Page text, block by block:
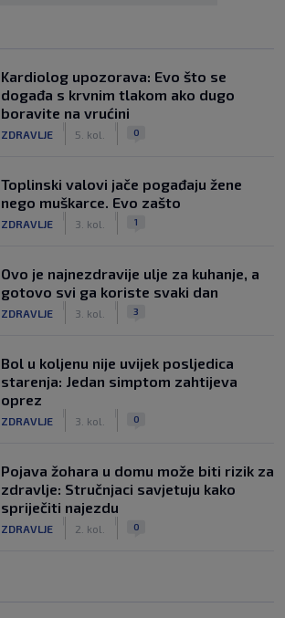
Kardiolog upozorava: Evo što se
događa s krvnim tlakom ako dugo
boravite na vrućini
ZDRAVLJE 5. kol. 0
Toplinski valovi jače pogađaju žene
nego muškarce. Evo zašto
ZDRAVLJE 3. kol. 1
Ovo je najnezdravije ulje za kuhanje, a
gotovo svi ga koriste svaki dan
ZDRAVLJE 3. kol. 3
Bol u koljenu nije uvijek posljedica
starenja: Jedan simptom zahtijeva
oprez
ZDRAVLJE 3. kol. 0
Pojava žohara u domu može biti rizik za
zdravlje: Stručnjaci savjetuju kako
spriječiti najezdu
ZDRAVLJE 2. kol. 0